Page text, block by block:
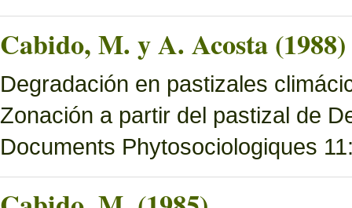
Cabido, M. y A. Acosta (1988)
Degradación en pastizales
Zonación a partir del pastizal de
Documents Phytosociologiques